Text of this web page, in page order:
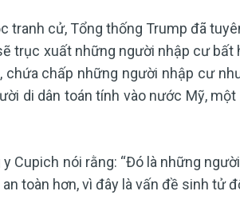
tranh cử, Tổng thống Trump đã
trục xuất những người nhập cư bất
chứa chấp những người nhập cư
di dân toán tính vào nước Mỹ,
Cupich nói rằng: “Đó là những
toàn hơn, vì đây là vấn đề sinh tử